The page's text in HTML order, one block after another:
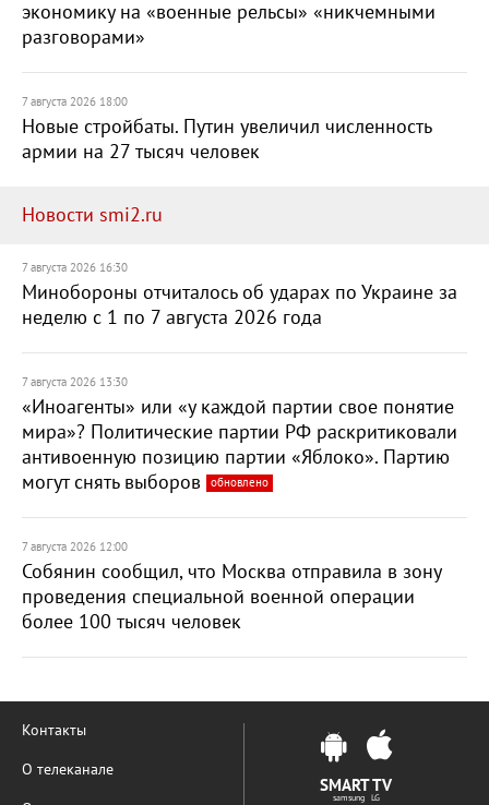
экономику на «военные рельсы» «никчемными
разговорами»
7 августа 2026 18:00
Новые стройбаты. Путин увеличил численность
армии на 27 тысяч человек
Новости smi2.ru
7 августа 2026 16:30
Минобороны отчиталось об ударах по Украине за
неделю с 1 по 7 августа 2026 года
7 августа 2026 13:30
«Иноагенты» или «у каждой партии свое понятие
мира»? Политические партии РФ раскритиковали
антивоенную позицию партии «Яблоко». Партию
могут снять выборов
обновлено
7 августа 2026 12:00
Собянин сообщил, что Москва отправила в зону
проведения специальной военной операции
более 100 тысяч человек
Контакты
О телеканале
SMART TV
samsung LG